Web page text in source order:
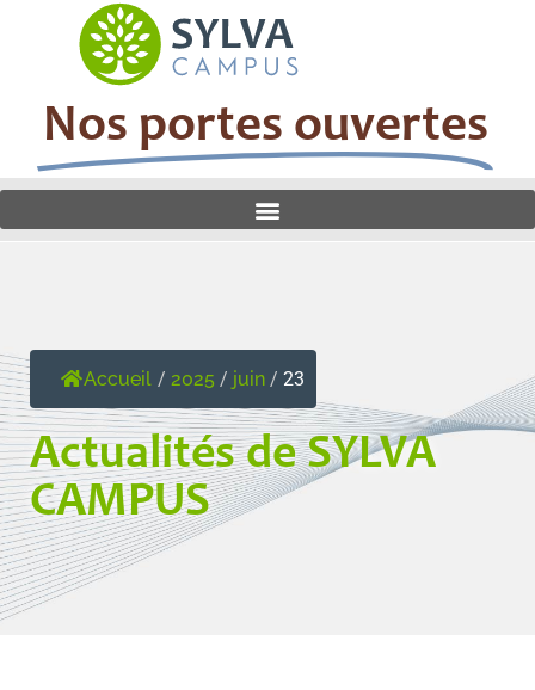
Nos portes ouvertes
Accueil / 2025 / juin / 23
Actualités de SYLVA
CAMPUS